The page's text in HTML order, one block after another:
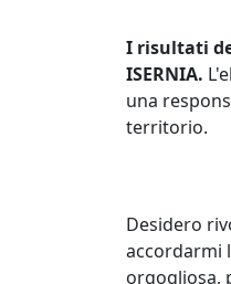
I risultati
ISERNIA.
una
territorio.
Desidero
accordarmi
orgogliosa,